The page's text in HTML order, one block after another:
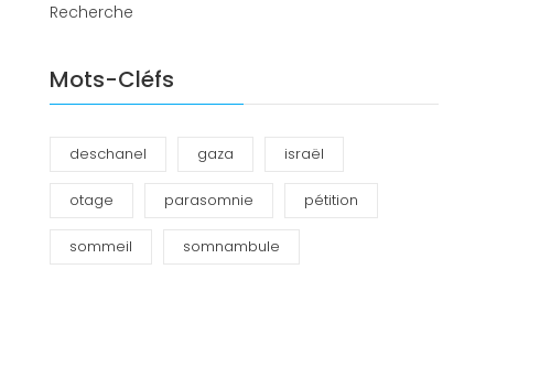
Recherche
Mots-Cléfs
deschanel gaza israël
otage parasomnie pétition
sommeil somnambule